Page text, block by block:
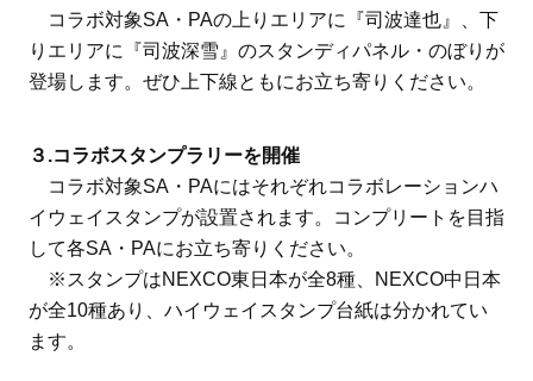
コラボ対象SA・PAの上りエリアに『司波達也』、下
りエリアに『司波深雪』のスタンディパネル・のぼりが
登場します。ぜひ上下線ともにお立ち寄りください。
３.コラボスタンプラリーを開催
コラボ対象SA・PAにはそれぞれコラボレーションハ
イウェイスタンプが設置されます。コンプリートを目指
して各SA・PAにお立ち寄りください。
※スタンプはNEXCO東日本が全8種、NEXCO中日本
が全10種あり、ハイウェイスタンプ台紙は分かれてい
ます。